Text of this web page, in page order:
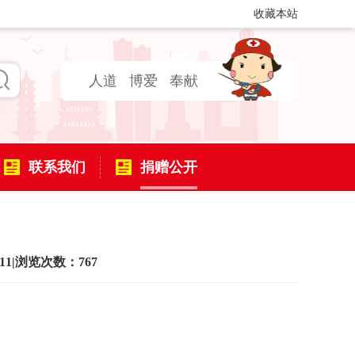
收藏本站
人道 博爱 奉献
联系我们 捐赠公开
|浏览次数：767